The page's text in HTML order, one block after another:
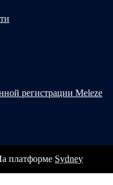
регистрации Meleze
Sydney